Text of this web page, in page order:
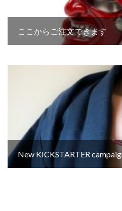
ここからご注文できます
New KICKSTARTER